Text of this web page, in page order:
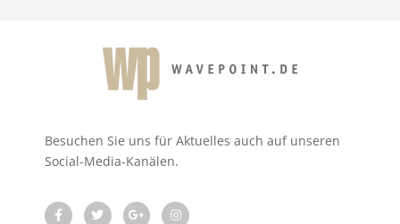
Besuchen Sie uns für Aktuelles auch auf unseren
Social-Media-Kanälen.